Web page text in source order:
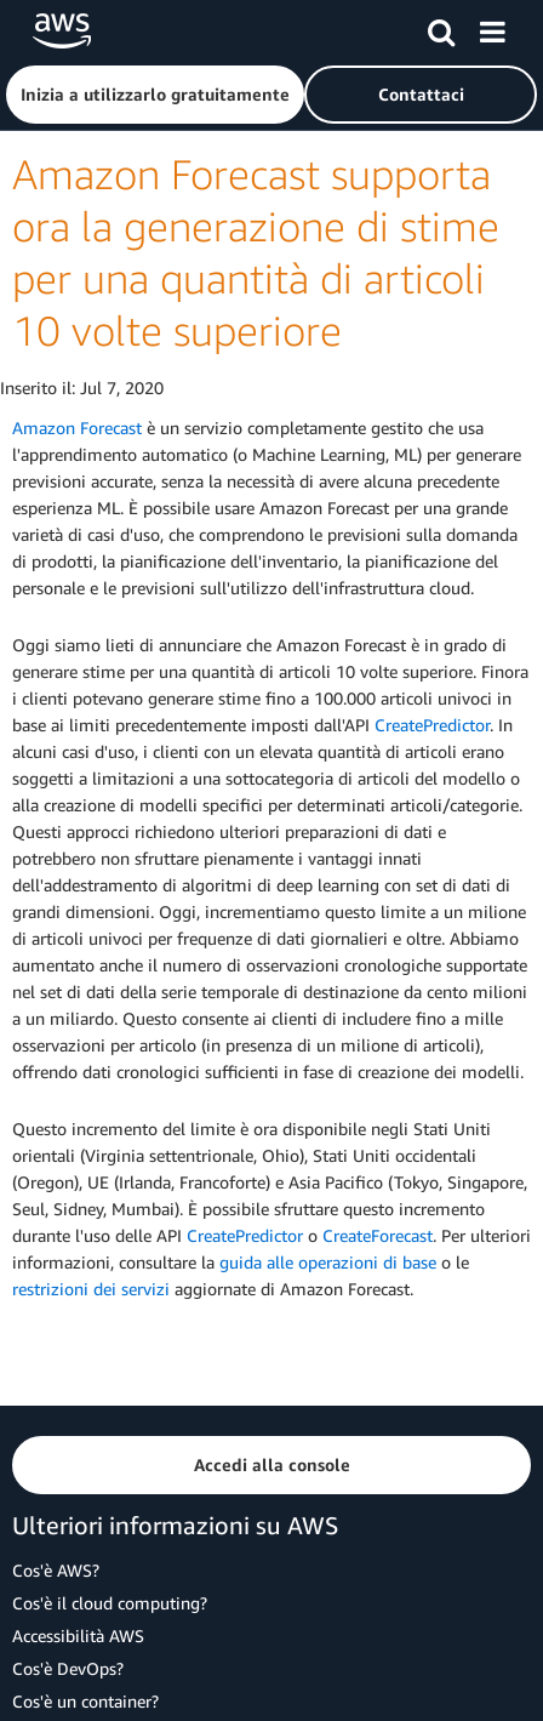
Passa al contenuto principale
Fai clic qui per tornare alla home page di Amazon Web
Inizia a utilizzarlo gratuitamente Contattaci
Amazon Forecast supporta
ora la generazione di stime
per una quantità di articoli
10 volte superiore
Inserito il: Jul 7, 2020
Amazon Forecast è un servizio completamente gestito che usa
l'apprendimento automatico (o Machine Learning, ML) per generare
previsioni accurate, senza la necessità di avere alcuna precedente
esperienza ML. È possibile usare Amazon Forecast per una grande
varietà di casi d'uso, che comprendono le previsioni sulla domanda
di prodotti, la pianificazione dell'inventario, la pianificazione del
personale e le previsioni sull'utilizzo dell'infrastruttura cloud.
Oggi siamo lieti di annunciare che Amazon Forecast è in grado di
generare stime per una quantità di articoli 10 volte superiore. Finora
i clienti potevano generare stime fino a 100.000 articoli univoci in
base ai limiti precedentemente imposti dall'API CreatePredictor. In
alcuni casi d'uso, i clienti con un elevata quantità di articoli erano
soggetti a limitazioni a una sottocategoria di articoli del modello o
alla creazione di modelli specifici per determinati articoli/categorie.
Questi approcci richiedono ulteriori preparazioni di dati e
potrebbero non sfruttare pienamente i vantaggi innati
dell'addestramento di algoritmi di deep learning con set di dati di
grandi dimensioni. Oggi, incrementiamo questo limite a un milione
di articoli univoci per frequenze di dati giornalieri e oltre. Abbiamo
aumentato anche il numero di osservazioni cronologiche supportate
nel set di dati della serie temporale di destinazione da cento milioni
a un miliardo. Questo consente ai clienti di includere fino a mille
osservazioni per articolo (in presenza di un milione di articoli),
offrendo dati cronologici sufficienti in fase di creazione dei modelli.
Questo incremento del limite è ora disponibile negli Stati Uniti
orientali (Virginia settentrionale, Ohio), Stati Uniti occidentali
(Oregon), UE (Irlanda, Francoforte) e Asia Pacifico (Tokyo, Singapore,
Seul, Sidney, Mumbai). È possibile sfruttare questo incremento
durante l'uso delle API CreatePredictoro CreateForecast. Per ulteriori
informazioni, consultare la guida alle operazioni di base o le
restrizioni dei servizi aggiornate di Amazon Forecast.
Accedi alla console
Ulteriori informazioni su AWS
Cos'è AWS?
Cos'è il cloud computing?
Accessibilità AWS
Cos'è DevOps?
Cos'è un container?